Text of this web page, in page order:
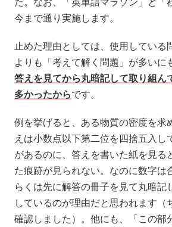
た。なお、「英単語マラソン」と「
今まで通り実施します。
止めた理由としては、使用している
よりも「考えて解く問題」が多いに
答えを見てから丸暗記して取り組ん
多かったからです。
例を挙げると、ある物質の密度を求
えは小数点以下第二位を四捨五入
があるのに、答えを書いた紙を見る
た痕跡が見られない。なのに数字は
らくは先に解答の冊子を見て丸暗記
しているのが理由だと思われます（
確認しました）。他にも、「この部